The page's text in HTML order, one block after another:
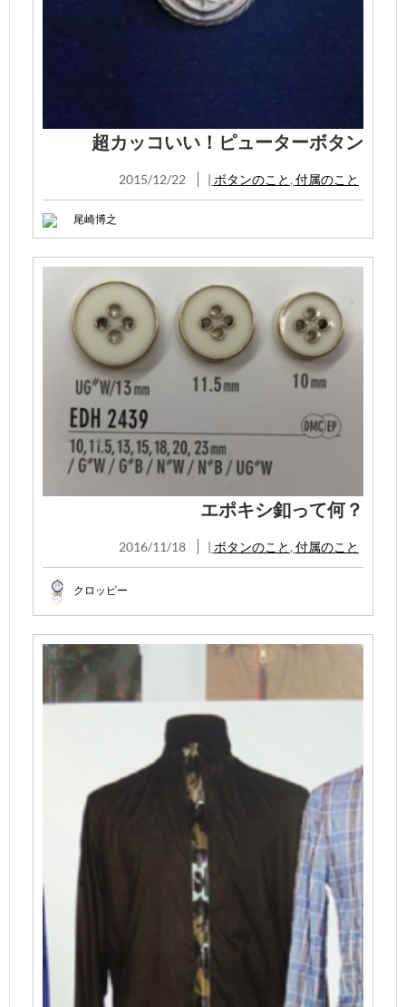
超カッコいい！ピューターボタン
2015/12/22 ボタンのこと,付属のこと
尾崎博之
エポキシ釦って何？
2016/11/18 | ボタンのこと , 付属のこと
クロッピー